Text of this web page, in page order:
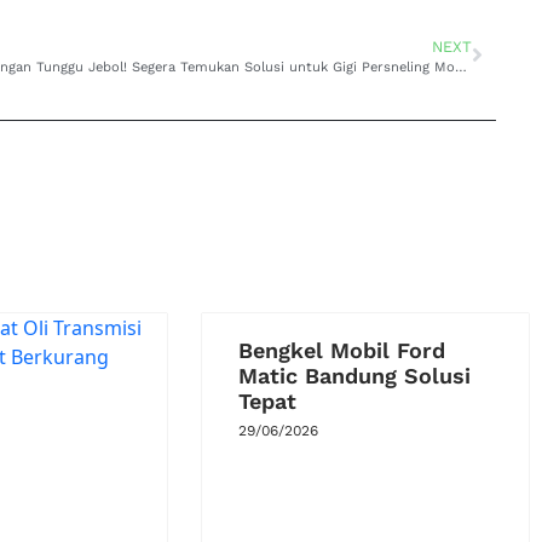
NEXT
Jangan Tunggu Jebol! Segera Temukan Solusi untuk Gigi Persneling Mobil Toyota Altis Matic Slip di Kopo
Bengkel Mobil Ford
Matic Bandung Solusi
Tepat
29/06/2026